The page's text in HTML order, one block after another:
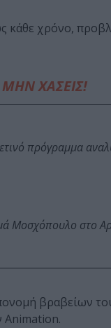
κάθε χρόνο,
ΜΗΝ ΧΑΣΕΙΣ!
πρόγραμμα
Μοσχόπουλο στο
βραβείων
Animation.